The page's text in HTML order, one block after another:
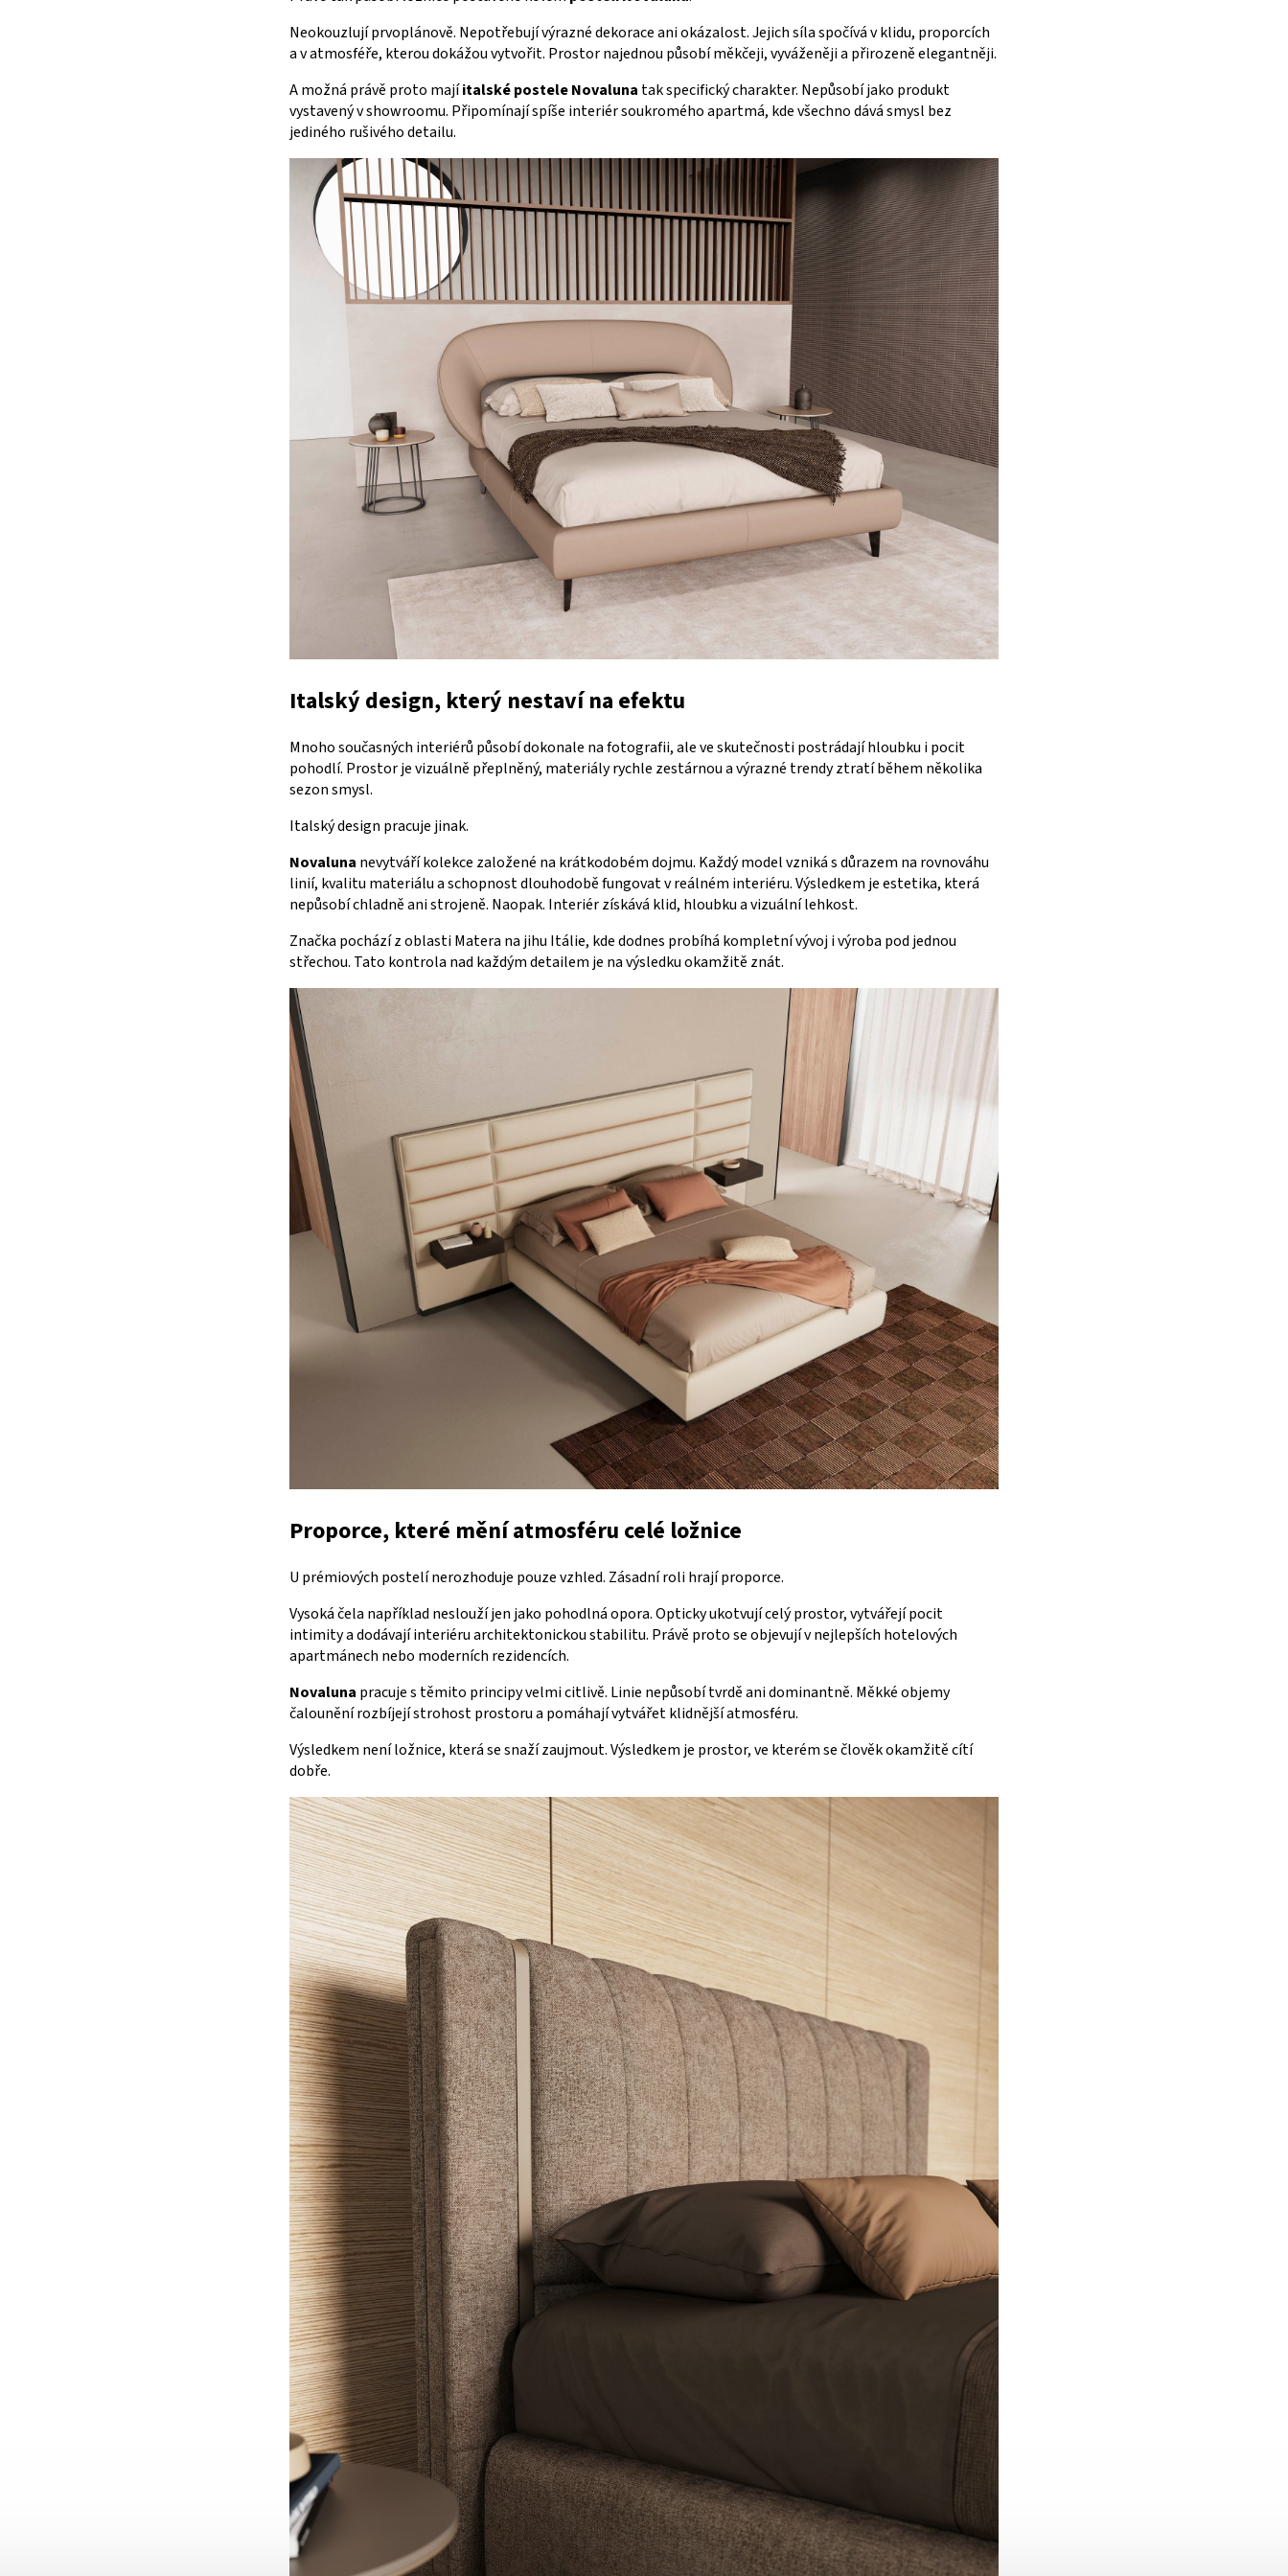
Neokouzlují prvoplánově. Nepotřebují výrazné dekorace ani okázalost. Jejich síla spočívá v klidu, proporcích
a v atmosféře, kterou dokážou vytvořit. Prostor najednou působí měkčeji, vyváženěji a přirozeně elegantněji.
A možná právě proto majíitalské postele Novaluna tak specifický charakter. Nepůsobí jako produkt
vystavený v showroomu. Připomínají spíše interiér soukromého apartmá, kde všechno dává smysl bez
jediného rušivého detailu.
Italský design, který nestaví na efektu
Mnoho současných interiérů působí dokonale na fotografii, ale ve skutečnosti postrádají hloubku i pocit
pohodlí. Prostor je vizuálně přeplněný, materiály rychle zestárnou a výrazné trendy ztratí během několika
sezon smysl.
Italský design pracuje jinak.
Novaluna nevytváří kolekce založené na krátkodobém dojmu. Každý model vzniká s důrazem na rovnováhu
linií, kvalitu materiálu a schopnost dlouhodobě fungovat v reálném interiéru. Výsledkem je estetika, která
nepůsobí chladně ani strojeně. Naopak. Interiér získává klid, hloubku a vizuální lehkost.
Značka pochází z oblasti Matera na jihu Itálie, kde dodnes probíhá kompletní vývoj i výroba pod jednou
střechou. Tato kontrola nad každým detailem je na výsledku okamžitě znát.
Proporce, které mění atmosféru celé ložnice
U prémiových postelí nerozhoduje pouze vzhled. Zásadní roli hrají proporce.
Vysoká čela například neslouží jen jako pohodlná opora. Opticky ukotvují celý prostor, vytvářejí pocit
intimity a dodávají interiéru architektonickou stabilitu. Právě proto se objevují v nejlepších hotelových
apartmánech nebo moderních rezidencích.
Novaluna pracuje s těmito principy velmi citlivě. Linie nepůsobí tvrdě ani dominantně. Měkké objemy
čalounění rozbíjejí strohost prostoru a pomáhají vytvářet klidnější atmosféru.
Výsledkem není ložnice, která se snaží zaujmout. Výsledkem je prostor, ve kterém se člověk okamžitě cítí
dobře.